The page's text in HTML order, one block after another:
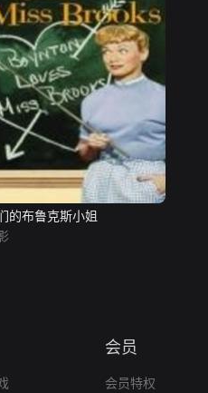
的布鲁克斯小姐
会员
会员特权